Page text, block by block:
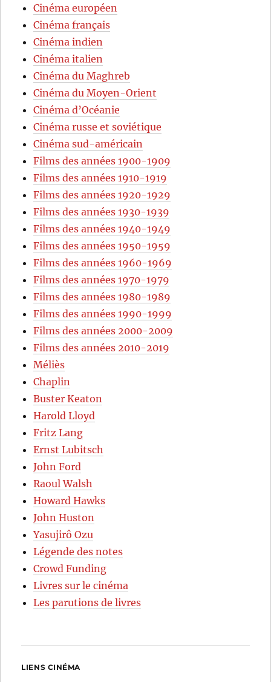
Cinéma européen
Cinéma français
Cinéma indien
Cinéma italien
Cinéma du Maghreb
Cinéma du Moyen-Orient
Cinéma d’Océanie
Cinéma russe et soviétique
Cinéma sud-américain
Films des années 1900-1909
Films des années 1910-1919
Films des années 1920-1929
Films des années 1930-1939
Films des années 1940-1949
Films des années 1950-1959
Films des années 1960-1969
Films des années 1970-1979
Films des années 1980-1989
Films des années 1990-1999
Films des années 2000-2009
Films des années 2010-2019
Méliès
Chaplin
Buster Keaton
Harold Lloyd
Fritz Lang
Ernst Lubitsch
John Ford
Raoul Walsh
Howard Hawks
John Huston
Yasujirô Ozu
Légende des notes
Crowd Funding
Livres sur le cinéma
Les parutions de livres
LIENS CINÉMA